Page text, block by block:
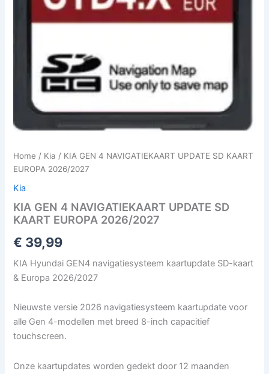
Home / Kia / KIA GEN 4 NAVIGATIEKAART UPDATE SD KAART
EUROPA 2026/2027
Kia
KIA GEN 4 NAVIGATIEKAART UPDATE SD
KAART EUROPA 2026/2027
€ 39,99
KIA Hyundai GEN4 navigatiesysteem kaartupdate SD-kaart
& Europa 2026/2027
Nieuwste versie 2026 navigatiesysteem kaartupdate voor
alle Gen 4-modellen met breed 8-inch capacitief
touchscreen.
Onze kaartupdates worden gedekt door 12 maanden